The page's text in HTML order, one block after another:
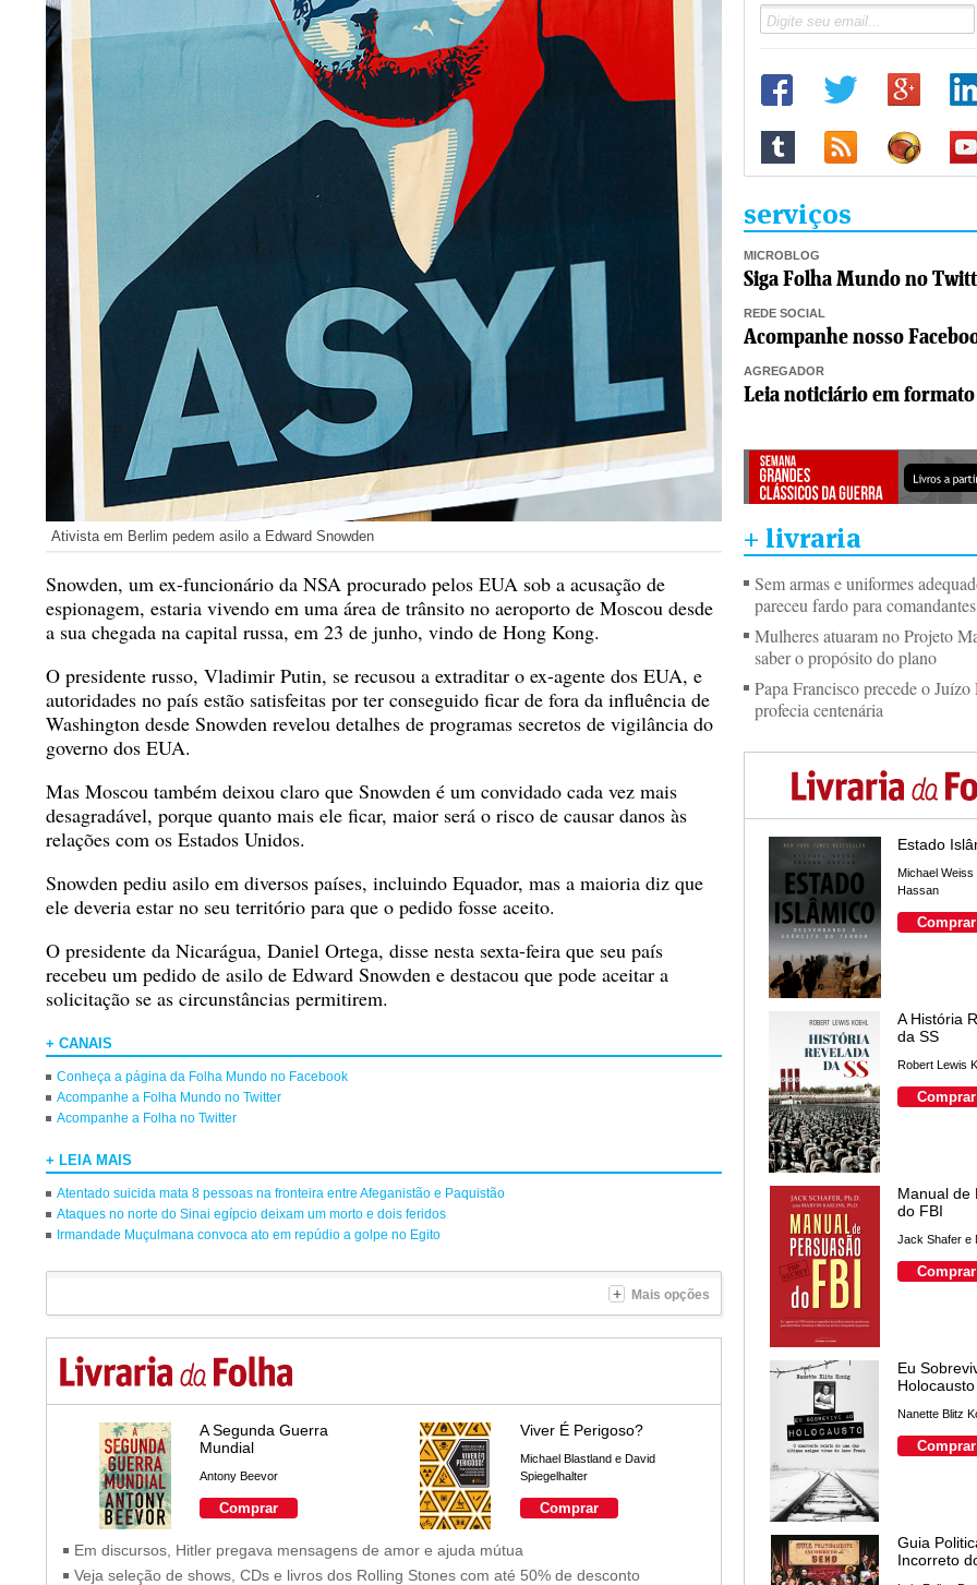
Ativista em Berlim pedem asilo a Edward Snowden
Snowden, um ex-funcionário da NSA procurado pelos EUA sob a acusação de
espionagem, estaria vivendo em uma área de trânsito no aeroporto de Moscou desde
a sua chegada na capital russa, em 23 de junho, vindo de Hong Kong.
O presidente russo, Vladimir Putin, se recusou a extraditar o ex-agente dos EUA, e
autoridades no país estão satisfeitas por ter conseguido ficar de fora da influência de
Washington desde Snowden revelou detalhes de programas secretos de vigilância do
governo dos EUA.
Mas Moscou também deixou claro que Snowden é um convidado cada vez mais
desagradável, porque quanto mais ele ficar, maior será o risco de causar danos às
relações com os Estados Unidos.
Snowden pediu asilo em diversos países, incluindo Equador, mas a maioria diz que
ele deveria estar no seu território para que o pedido fosse aceito.
O presidente da Nicarágua, Daniel Ortega, disse nesta sexta-feira que seu país
recebeu um pedido de asilo de Edward Snowden e destacou que pode aceitar a
solicitação se as circunstâncias permitirem.
+ CANAIS
Conheça a página da Folha Mundo no Facebook
Acompanhe a Folha Mundo no Twitter
Acompanhe a Folha no Twitter
+ LEIA MAIS
Atentado suicida mata 8 pessoas na fronteira entre Afeganistão e Paquistão
Ataques no norte do Sinai egípcio deixam um morto e dois feridos
Irmandade Muçulmana convoca ato em repúdio a golpe no Egito
Mais opções
A Segunda Guerra
Mundial
Antony Beevor
Comprar
Viver É Perigoso?
Michael Blastland e David
Spiegelhalter
Comprar
Em discursos, Hitler pregava mensagens de amor e ajuda mútua
Veja seleção de shows, CDs e livros dos Rolling Stones com até 50% de desconto
serviços
MICROBLOG
Siga Folha Mundo no
REDE SOCIAL
Acompanhe nosso
AGREGADOR
Leia noticiário em formato
+ livraria
Sem armas e uniformes
pareceu fardo para
Mulheres atuaram no Projeto
saber o propósito do plano
Papa Francisco precede o
profecia centenária
Estado
Michael
Hassan
Comprar
A História
da SS
Robert Lewis
Comprar
Manual de
do FBI
Jack Shafer e
Comprar
Eu
Holocausto
Nanette Blitz
Comprar
Guia
Incorreto